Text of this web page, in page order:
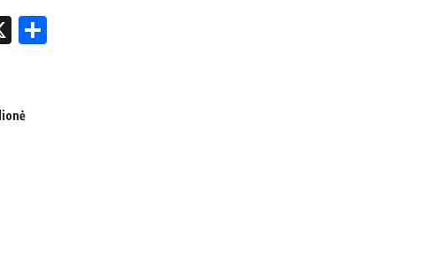
X